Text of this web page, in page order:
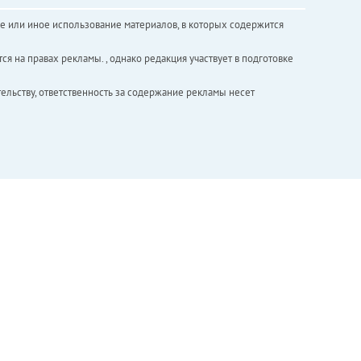
иное использование материалов, в которых содержится
правах рекламы. , однако редакция участвует в подготовке
ответственность за содержание рекламы несет